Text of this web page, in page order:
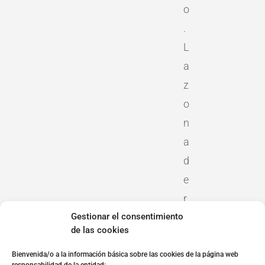
Gestionar el consentimiento
de las cookies
Bienvenida/o a la información básica sobre las cookies de la página web
o
.
L
a
z
o
n
a
d
e
r
i